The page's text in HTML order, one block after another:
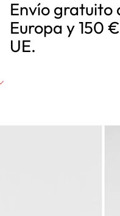
Envío gratuito
Europa y 150
UE.